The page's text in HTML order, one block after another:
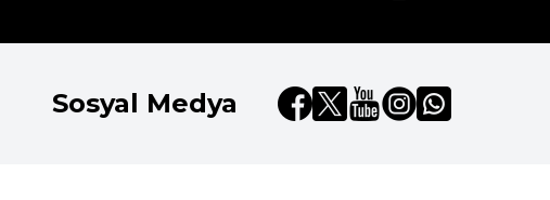
Sosyal Medya